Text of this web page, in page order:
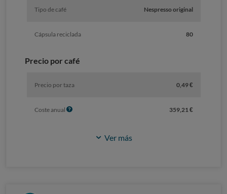
Tipo de café Nespresso original
Cápsula reciclada 80
Precio por café
Precio por taza 0,49 €
Coste anual I
359,21 €
Ver más